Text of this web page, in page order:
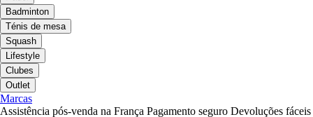
Badminton
Ténis de mesa
Squash
Lifestyle
Clubes
Outlet
Marcas
Assistência pós-venda na França Pagamento seguro Devoluções fáceis